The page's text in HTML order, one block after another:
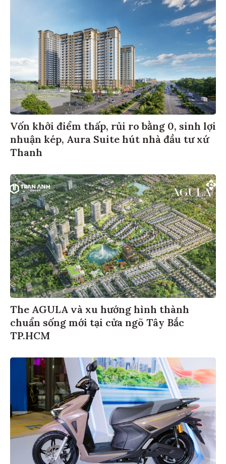
Vốn khởi điểm thấp, rủi ro bằng 0, sinh lợi
nhuận kép, Aura Suite hút nhà đầu tư xứ
Thanh
The AGULA và xu hướng hình thành
chuẩn sống mới tại cửa ngõ Tây Bắc
TP.HCM